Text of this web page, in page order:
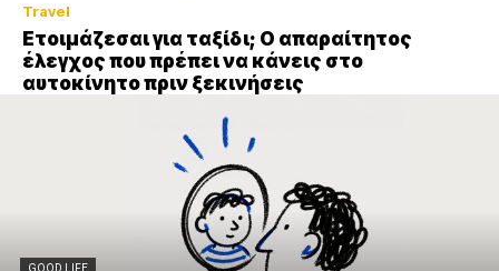
Travel
Ετοιμάζεσαι για ταξίδι; Ο απαραίτητος
έλεγχος που πρέπει να κάνεις στο
αυτοκίνητο πριν ξεκινήσεις
GOOD LIFE